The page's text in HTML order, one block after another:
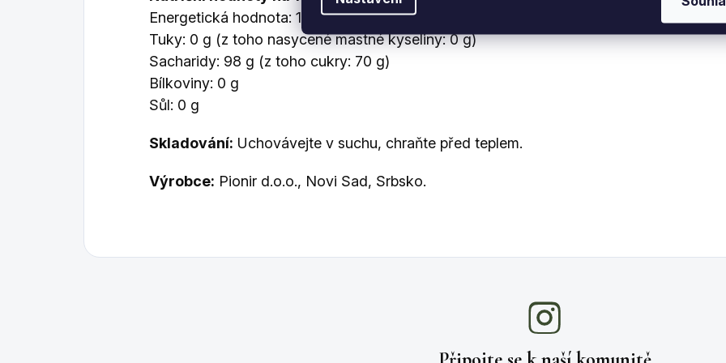
Energetická hodnota: 1670 kJ / 400 kcal
Tuky: 0 g (z toho nasycené mastné kyseliny: 0 g)
Sacharidy: 98 g (z toho cukry: 70 g)
Bílkoviny: 0 g
Sůl: 0 g
Skladování: Uchovávejte v suchu, chraňte před teplem.
Výrobce: Pionir d.o.o., Novi Sad, Srbsko.